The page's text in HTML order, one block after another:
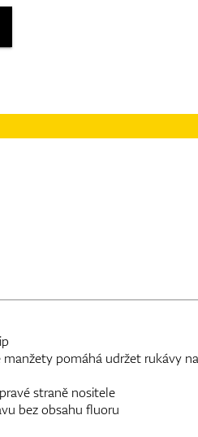
pomáhá udržet rukávy
straně nositele
bez obsahu fluoru